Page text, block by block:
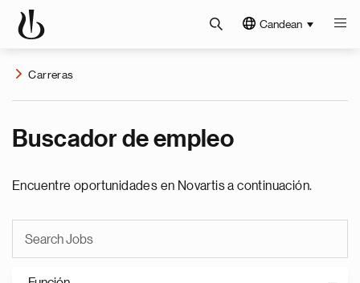
Candean
Carreras
Buscador de empleo
Encuentre oportunidades en Novartis a continuación.